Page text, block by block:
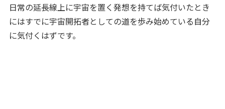
日常の延長線上に宇宙を置く発想を持てば気付いたとき
にはすでに宇宙開拓者としての道を歩み始めている自分
に気付くはずです。